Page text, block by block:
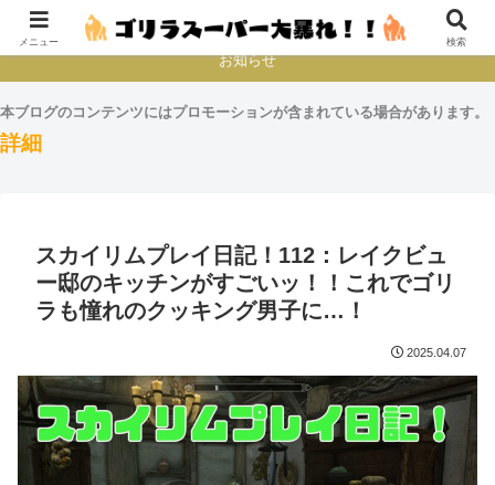
本とか映画とかゲームプレイとか
お知らせ
本ブログのコンテンツにはプロモーションが含まれている場合があります。
詳細
スカイリムプレイ日記！112：レイクビュ
ー邸のキッチンがすごいッ！！これでゴリ
ラも憧れのクッキング男子に…！
2025.04.07
メニュー 検索